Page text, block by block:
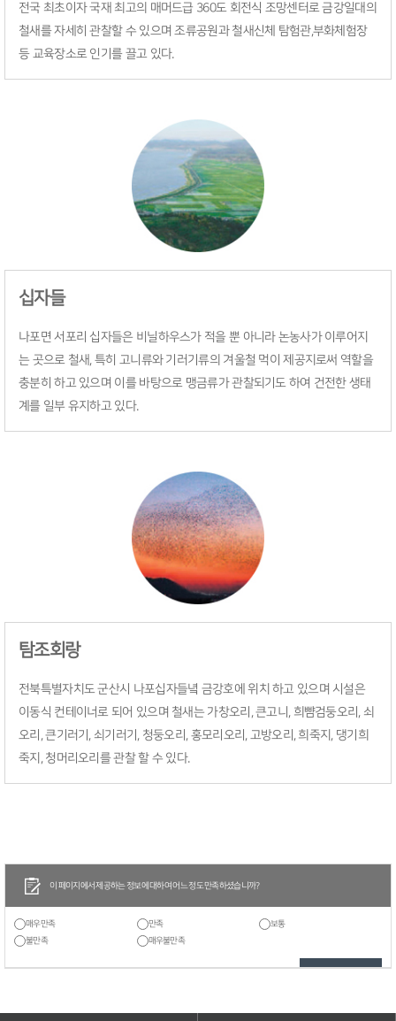
전국 최초이자 국재 최고의 매머드급 360도 회전식 조망센터로 금강일대의
철새를 자세히 관찰할 수 있으며 조류공원과 철새신체 탐험관,부화체험장
등 교육장소로 인기를 끌고 있다.
십자들
나포면 서포리 십자들은 비닐하우스가 적을 뿐 아니라 논농사가 이루어지
는 곳으로 철새, 특히 고니류와 기러기류의 겨울철 먹이 제공지로써 역할을
충분히 하고 있으며 이를 바탕으로 맹금류가 관찰되기도 하여 건전한 생태
계를 일부 유지하고 있다.
탐조회랑
전북특별자치도 군산시 나포십자들녘 금강호에 위치 하고 있으며 시설은
이동식 컨테이너로 되어 있으며 철새는 가창오리, 큰고니, 희뺨검둥오리, 쇠
오리, 큰기러기, 쇠기러기, 청둥오리, 홍모리오리, 고방오리, 희죽지, 댕기희
죽지, 청머리오리를 관찰 할 수 있다.
이 페이지에서 제공하는 정보에 대하여 어느 정도 만족하셨습니까?
매우만족 만족
보통
불만족
매우불만족